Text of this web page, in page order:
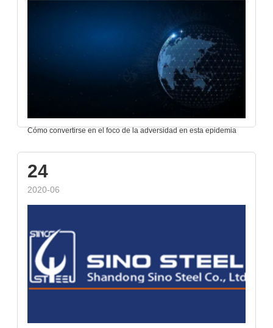
Cómo convertirse en el foco de la adversidad en esta epidemia
24
2020-06